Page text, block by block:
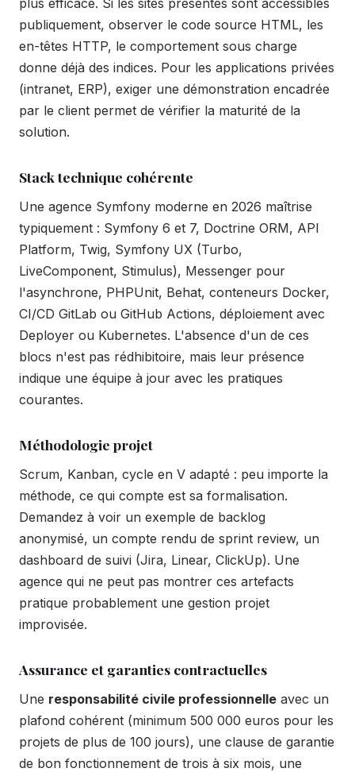
plus efficace. Si les sites présentés sont accessibles
publiquement, observer le code source HTML, les
en-têtes HTTP, le comportement sous charge
donne déjà des indices. Pour les applications privées
(intranet, ERP), exiger une démonstration encadrée
par le client permet de vérifier la maturité de la
solution.
Stack technique cohérente
Une agence Symfony moderne en 2026 maîtrise
typiquement : Symfony 6 et 7, Doctrine ORM, API
Platform, Twig, Symfony UX (Turbo,
LiveComponent, Stimulus), Messenger pour
l'asynchrone, PHPUnit, Behat, conteneurs Docker,
CI/CD GitLab ou GitHub Actions, déploiement avec
Deployer ou Kubernetes. L'absence d'un de ces
blocs n'est pas rédhibitoire, mais leur présence
indique une équipe à jour avec les pratiques
courantes.
Méthodologie projet
Scrum, Kanban, cycle en V adapté : peu importe la
méthode, ce qui compte est sa formalisation.
Demandez à voir un exemple de backlog
anonymisé, un compte rendu de sprint review, un
dashboard de suivi (Jira, Linear, ClickUp). Une
agence qui ne peut pas montrer ces artefacts
pratique probablement une gestion projet
improvisée.
Assurance et garanties contractuelles
Une responsabilité civile professionnelle avec un
plafond cohérent (minimum 500 000 euros pour les
projets de plus de 100 jours), une clause de garantie
de bon fonctionnement de trois à six mois, une